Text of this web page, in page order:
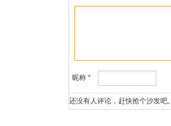
昵称*
还没有人评论，赶快抢个沙发吧。